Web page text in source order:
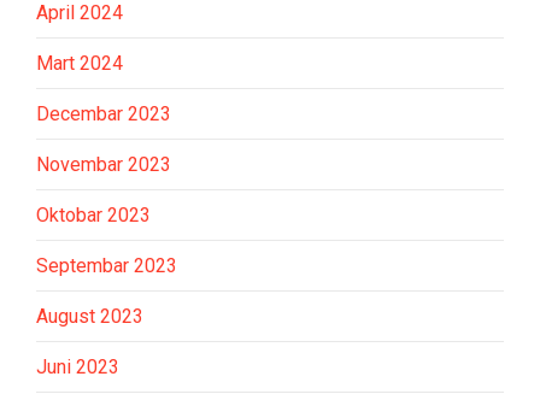
April 2024
Mart 2024
Decembar 2023
Novembar 2023
Oktobar 2023
Septembar 2023
August 2023
Juni 2023